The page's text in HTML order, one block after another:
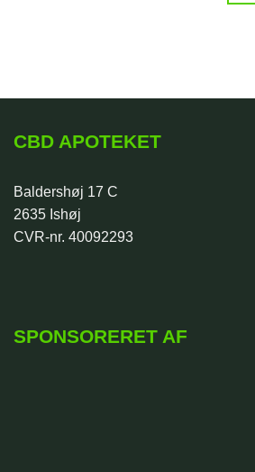
CBD APOTEKET
Baldershøj 17 C
2635 Ishøj
CVR-nr. 40092293
SPONSORERET AF